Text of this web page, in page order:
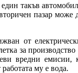
такъв
пазар може
от
за
вредни емисии,
му е вода.